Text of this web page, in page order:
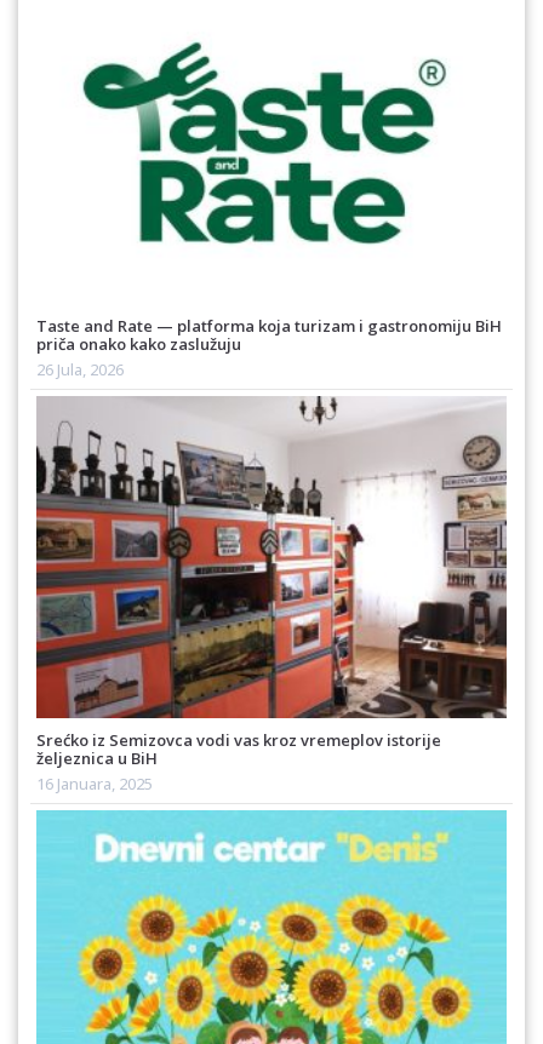
Taste and Rate — platforma koja turizam i gastronomiju BiH
priča onako kako zaslužuju
26 Jula, 2026
Srećko iz Semizovca vodi vas kroz vremeplov istorije
željeznica u BiH
16 Januara, 2025